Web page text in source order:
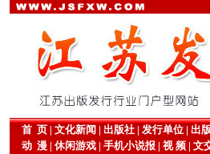
首 页| 文化新闻 | 出版社| 发行单位| 出
动 漫| 休闲游戏| 手机小说报| 视 频| 文